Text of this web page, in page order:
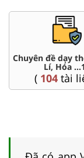
Chuyên đề dạy
Lí, Hóa
( 104tài